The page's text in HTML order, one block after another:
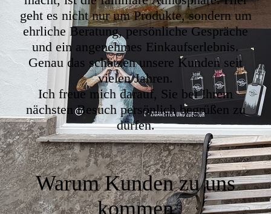
geht es nicht nur um Produkte, sondern um
ehrliche Beratung, persönliche Gespräche
und ein angenehmes Einkaufserlebnis.
Genau das schätzen unsere Kunden seit
vielen Jahren.
Ich freue mich darauf, Sie bei Ihrem
nächsten Besuch persönlich begrüßen zu
dürfen.
Warum Kunden zu uns
kommen